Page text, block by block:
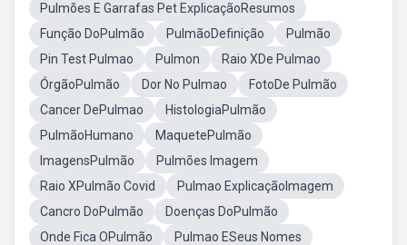
Pulmões E Garrafas Pet ExplicaçãoResumos
Função DoPulmão
PulmãoDefinição
Pulmão
Pin Test Pulmao
Pulmon
Raio XDe Pulmao
ÓrgãoPulmão
Dor No Pulmao
FotoDe Pulmão
Cancer DePulmao
HistologiaPulmão
PulmãoHumano
MaquetePulmão
ImagensPulmão
Pulmões Imagem
Raio XPulmão Covid
Pulmao ExplicaçãoImagem
Cancro DoPulmão
Doenças DoPulmão
Onde Fica OPulmão
Pulmao ESeus Nomes